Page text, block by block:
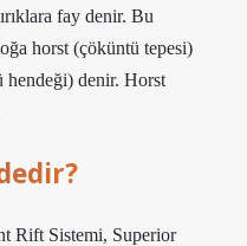
fay denir. Bu
horst (çöküntü tepesi)
hendeği) denir. Horst
Rift Sistemi, Superior